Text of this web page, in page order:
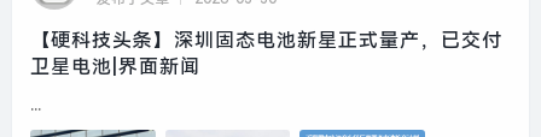
【硬科技头条】深圳固态电池新星正式量产，已交付
卫星电池|界面新闻
...